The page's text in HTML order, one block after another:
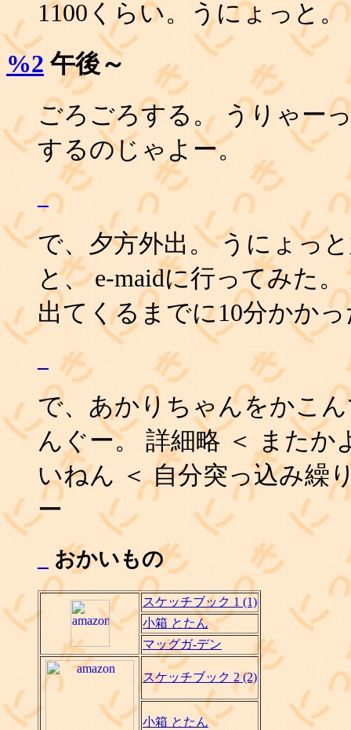
1100くらい。うにょっと。
%2 午後～
ごろごろする。 うりゃー
するのじゃよー。
_
で、夕方外出。 うにょっ
と、 e-maidに行ってみた
出てくるまでに10分かか
で、あかりちゃんをかこ
んぐー。 詳細略 ＜ また
いねん ＜ 自分突っ込み繰
ー
おかいもの
スケッチブック 1 (1)
小箱 とたん
マッグガ-デン
スケッチブック 2 (2)
小箱 とたん